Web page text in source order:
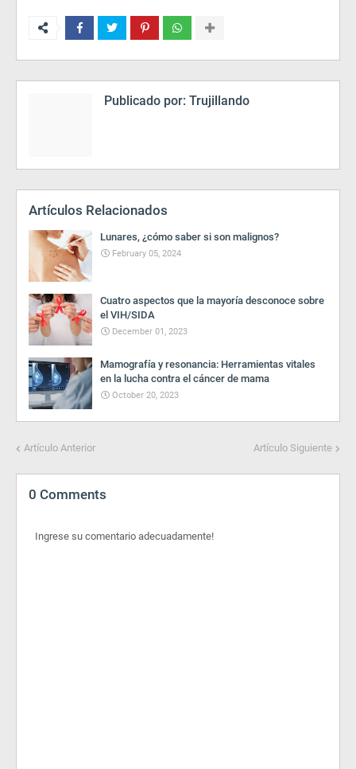
Publicado por: Trujillando
Artículos Relacionados
Lunares, ¿cómo saber si son malignos?
February 05, 2024
Cuatro aspectos que la mayoría desconoce sobre
el VIH/SIDA
December 01, 2023
Mamografía y resonancia: Herramientas vitales
en la lucha contra el cáncer de mama
October 20, 2023
Artículo Anterior Artículo Siguiente
0 Comments
Ingrese su comentario adecuadamente!